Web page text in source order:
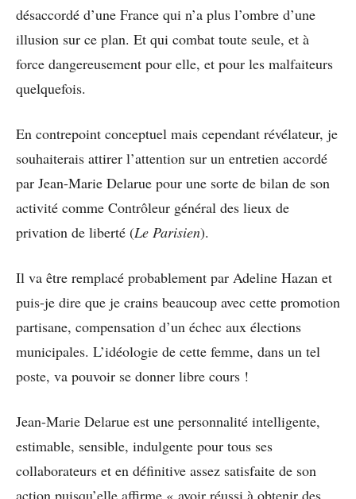
désaccordé d’une France qui n’a plus l’ombre d’une
illusion sur ce plan. Et qui combat toute seule, et à
force dangereusement pour elle, et pour les malfaiteurs
quelquefois.
En contrepoint conceptuel mais cependant révélateur, je
souhaiterais attirer l’attention sur un entretien accordé
par Jean-Marie Delarue pour une sorte de bilan de son
activité comme Contrôleur général des lieux de
privation de liberté (Le Parisien).
Il va être remplacé probablement par Adeline Hazan et
puis-je dire que je crains beaucoup avec cette promotion
partisane, compensation d’un échec aux élections
municipales. L’idéologie de cette femme, dans un tel
poste, va pouvoir se donner libre cours !
Jean-Marie Delarue est une personnalité intelligente,
estimable, sensible, indulgente pour tous ses
collaborateurs et en définitive assez satisfaite de son
action puisqu’elle affirme « avoir réussi à obtenir des